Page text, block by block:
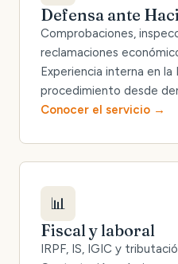
Defensa ante
Comprobaciones,
reclamaciones
Experiencia interna en
procedimiento desde
Conocer el servicio
📊
Fiscal y laboral
IRPF, IS, IGIC y